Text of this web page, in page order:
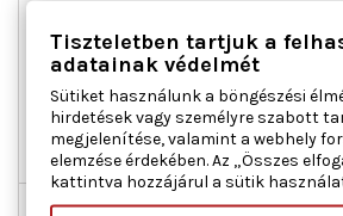
Villanymotorral, Működési mód :
50-0463
Ár
21 747 Ft
Normál
ár
28 996 Ft
 Kosárba
Raktáron
Tiszteletben tartjuk a
adatainak védelmét
Sütiket használunk a böngészési
hirdetések vagy személyre szabott
megjelenítése, valamint a webhely
elemzése érdekében. Az „Összes
kattintva hozzájárul a sütik